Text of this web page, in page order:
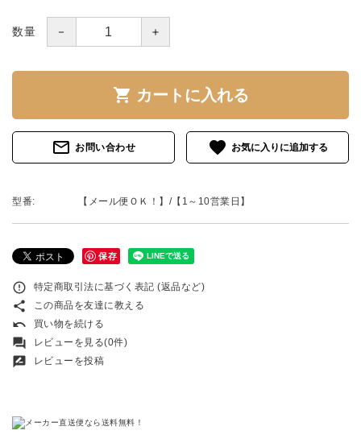
数量 － ＋
shopping_cart カートに入れる
mail_outline お問い合わせ favorite
型番: 【メール便ＯＫ！】/【1～10営業日】
保存
error_outline 特定商取引法に基づく表記 (返品など)
share この商品を友達に教える
undo 買い物を続ける
forum レビューを見る(0件)
rate_review レビューを投稿